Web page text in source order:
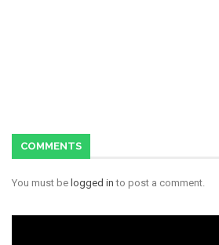
COMMENTS
You must be logged in to post a comment.